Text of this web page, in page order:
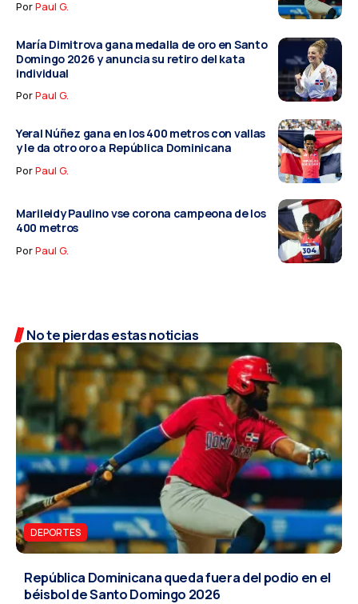
PorPaul G.
María Dimitrova gana medalla de oro en Santo
Domingo 2026 y anuncia su retiro del kata
individual
PorPaul G.
Yeral Núñez gana en los 400 metros con vallas
y le da otro oro a República Dominicana
PorPaul G.
Marileidy Paulino vse corona campeona de los
400 metros
PorPaul G.
No te pierdas estas noticias
DEPORTES
República Dominicana queda fuera del podio en el
béisbol de Santo Domingo 2026